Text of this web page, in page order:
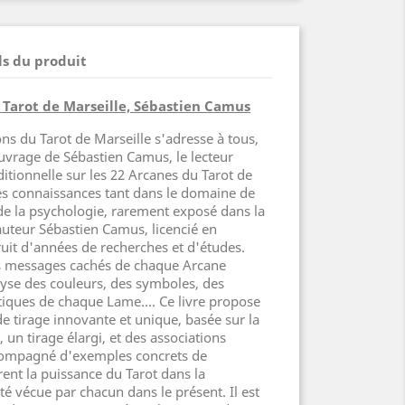
du produit
de Marseille, Sébastien Camus
du Tarot de Marseille s'adresse à tous,
de Sébastien Camus, le lecteur
sur les 22 Arcanes du Tarot de
connaissances tant dans le domaine de
la psychologie, rarement exposé dans la
Sébastien Camus, licencié en
d'années de recherches et d'études.
cachés de chaque Arcane
des couleurs, des symboles, des
de chaque Lame.... Ce livre propose
tirage innovante et unique, basée sur la
un tirage élargi, et des associations
d'exemples concrets de
la puissance du Tarot dans la
vécue par chacun dans le présent. Il est